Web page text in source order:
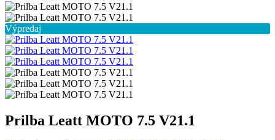
Výpredaj
Prilba Leatt MOTO 7.5 V21.1